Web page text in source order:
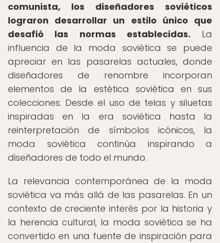
comunista, los diseñadores soviéticos
lograron desarrollar un estilo único que
desafió las normas establecidas. La
influencia de la moda soviética se puede
apreciar en las pasarelas actuales, donde
diseñadores de renombre incorporan
elementos de la estética soviética en sus
colecciones. Desde el uso de telas y siluetas
inspiradas en la era soviética hasta la
reinterpretación de símbolos icónicos, la
moda soviética continúa inspirando a
diseñadores de todo el mundo.
La relevancia contemporánea de la moda
soviética va más allá de las pasarelas. En un
contexto de creciente interés por la historia y
la herencia cultural, la moda soviética se ha
convertido en una fuente de inspiración para